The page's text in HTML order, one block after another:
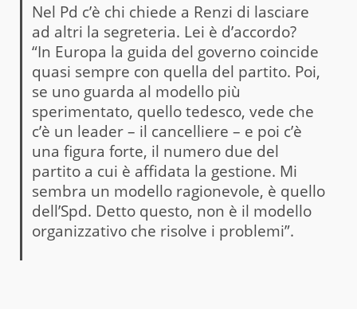
Nel Pd c’è chi chiede a Renzi di lasciare
ad altri la segreteria. Lei è d’accordo?
“In Europa la guida del governo coincide
quasi sempre con quella del partito. Poi,
se uno guarda al modello più
sperimentato, quello tedesco, vede che
c’è un leader – il cancelliere – e poi c’è
una figura forte, il numero due del
partito a cui è affidata la gestione. Mi
sembra un modello ragionevole, è quello
dell’Spd. Detto questo, non è il modello
organizzativo che risolve i problemi”.